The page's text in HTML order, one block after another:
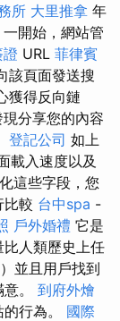
所 大里推拿 年
一開始，網站管
URL 菲律賓
該頁面發送搜
獲得反向鏈
分享您的內容
登記公司 如上
載入速度以及
這些字段，您
比較 台中spa -
戶外婚禮 它是
人類歷史上任
並且用戶找到
。 到府外燴
行為。 國際